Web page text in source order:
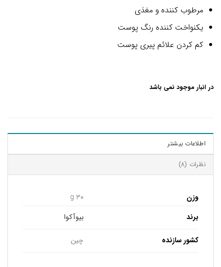
مرطوب کننده و مغذی
یکنواخت کننده رنگ پوست
کم کردن علائم پیری پوست
در انبار موجود نمی باشد
اطلاعات بیشتر
نظرات (8)
وزن
30 g
برند
بیوآکوا
کشور سازنده چین